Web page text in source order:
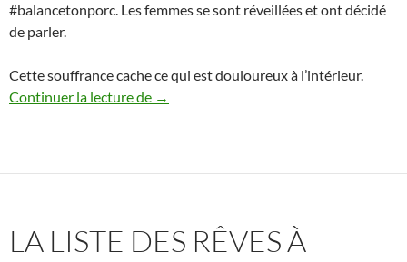
#balancetonporc. Les femmes se sont réveillées et ont décidé
de parler.
Cette souffrance cache ce qui est douloureux à l’intérieur.
Continuer la lecture de Libérer la souffrance intérieure féminine
→
LA LISTE DES RÊVES À